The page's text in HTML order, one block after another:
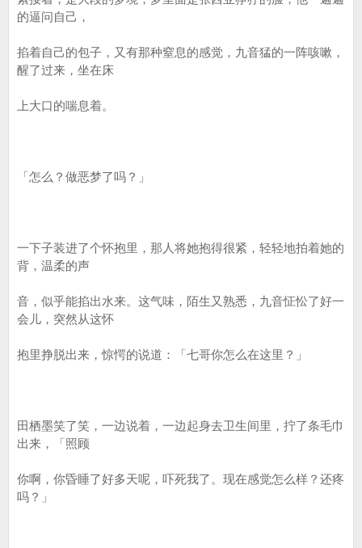
的逼问自己，
掐着自己的包子，又有那种窒息的感觉，九音猛的一阵咳嗽，
醒了过来，坐在床
上大口的喘息着。
「怎么？做恶梦了吗？」
一下子装进了个怀抱里，那人将她抱得很紧，轻轻地拍着她的
背，温柔的声
音，似乎能掐出水来。这气味，陌生又熟悉，九音怔忪了好一
会儿，突然从这怀
抱里挣脱出来，惊愕的说道：「七哥你怎么在这里？」
田栖墨笑了笑，一边说着，一边起身去卫生间里，拧了条毛巾
出来，「照顾
你啊，你昏睡了好多天呢，吓死我了。现在感觉怎么样？还疼
吗？」